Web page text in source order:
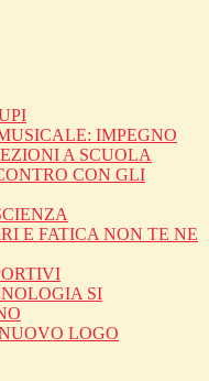
IMPEGNO
A SCUOLA
CON GLI
E FATICA NON TE NE
SI
LOGO